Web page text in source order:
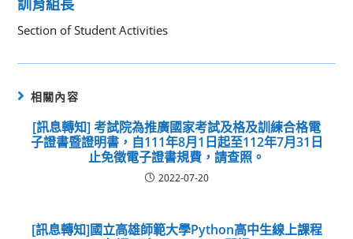
訓育組長
Section of Student Activities
相關內容
[訊息轉知] 考試院為推廣國家考試及格及訓練合格電
子證書暨證明書，自111年8月1日起至112年7月31日
止免徵電子證書規費，請查照。
2022-07-20
[訊息轉知]國立高雄師範大學Python高中生線上課程